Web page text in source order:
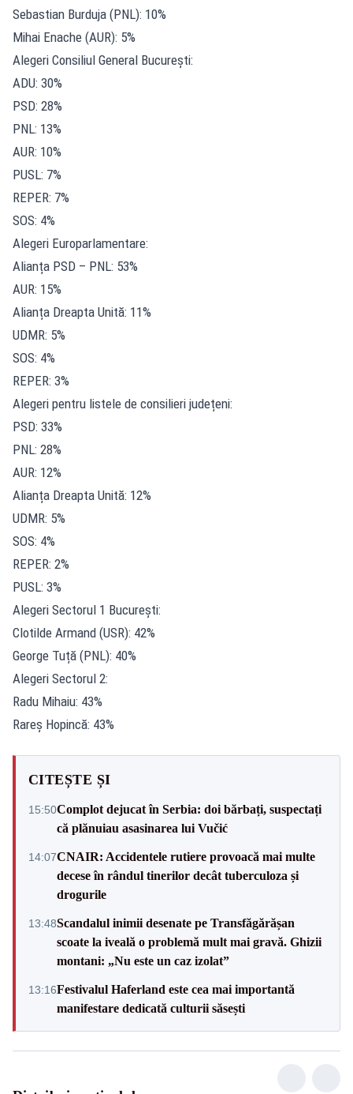
Sebastian Burduja (PNL): 10%
Mihai Enache (AUR): 5%
Alegeri Consiliul General București:
ADU: 30%
PSD: 28%
PNL: 13%
AUR: 10%
PUSL: 7%
REPER: 7%
SOS: 4%
Alegeri Europarlamentare:
Alianța PSD – PNL: 53%
AUR: 15%
Alianța Dreapta Unită: 11%
UDMR: 5%
SOS: 4%
REPER: 3%
Alegeri pentru listele de consilieri județeni:
PSD: 33%
PNL: 28%
AUR: 12%
Alianța Dreapta Unită: 12%
UDMR: 5%
SOS: 4%
REPER: 2%
PUSL: 3%
Alegeri Sectorul 1 București:
Clotilde Armand (USR): 42%
George Tuță (PNL): 40%
Alegeri Sectorul 2:
Radu Mihaiu: 43%
Rareș Hopincă: 43%
CITEȘTE ȘI
15:50Complot dejucat în Serbia: doi bărbați, suspectați
că plănuiau asasinarea lui Vučić
14:07CNAIR: Accidentele rutiere provoacă mai multe
decese în rândul tinerilor decât tuberculoza și
drogurile
13:48Scandalul inimii desenate pe Transfăgărășan
scoate la iveală o problemă mult mai gravă. Ghizii
montani: „Nu este un caz izolat”
13:16Festivalul Haferland este cea mai importantă
manifestare dedicată culturii săsești